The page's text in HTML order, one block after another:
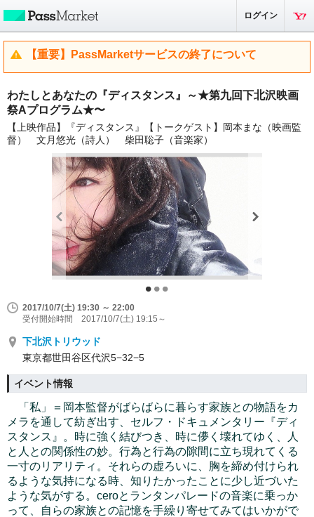
ログイン
【重要】PassMarketサービスの終了について
わたしとあなたの『ディスタンス』～★第九回下北沢映画
祭Aプログラム★〜
【上映作品】『ディスタンス』【トークゲスト】岡本まな（映画監
督） 文月悠光（詩人） 柴田聡子（音楽家）
2017/10/7(土) 19:30 ～ 22:00
受付開始時間 2017/10/7(土) 19:15～
下北沢トリウッド
東京都世田谷区代沢5−32−5
イベント情報
「私」＝岡本監督がばらばらに暮らす家族との物語をカ
メラを通して紡ぎ出す、セルフ・ドキュメンタリー『ディ
スタンス』。時に強く結びつき、時に儚く壊れてゆく、人
と人との関係性の妙。行為と行為の隙間に立ち現れてくる
一寸のリアリティ。それらの虚ろいに、胸を締め付けられ
るような気持になる時、知りたかったことに少し近づいた
ような気がする。ceroとランタンパレードの音楽に乗っか
って、自らの家族との記憶を手繰り寄せてみてはいかがで